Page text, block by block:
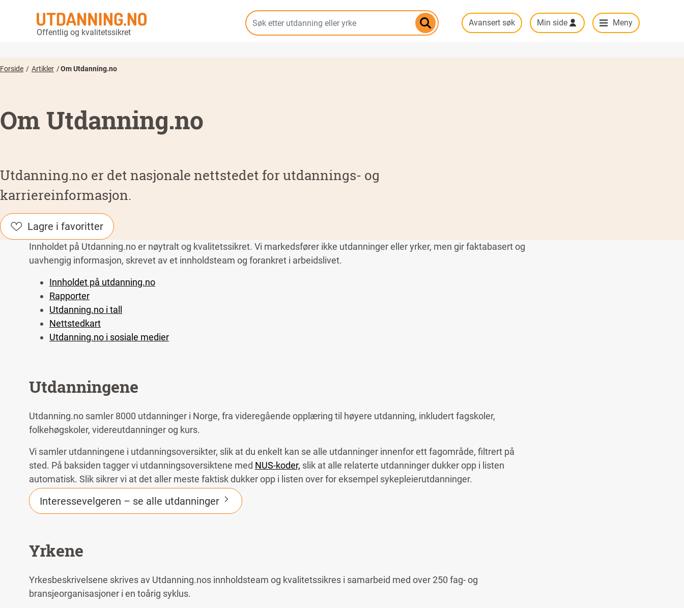
hovedinnhold
Offentlig og kvalitetssikret
Avansert søk Min side Meny
Forside Artikler Om Utdanning.no
Om Utdanning.no
Utdanning.no er det nasjonale nettstedet for utdannings- og
karriereinformasjon.
Lagre i favoritter
Innholdet på Utdanning.no er nøytralt og kvalitetssikret. Vi markedsfører ikke utdanninger eller yrker, men gir faktabasert og
uavhengig informasjon, skrevet av et innholdsteam og forankret i arbeidslivet.
Innholdet på utdanning.no
Rapporter
Utdanning.no i tall
Nettstedkart
Utdanning.no i sosiale medier
Utdanningene
Utdanning.no samler 8000 utdanninger i Norge, fra videregående opplæring til høyere utdanning, inkludert fagskoler,
folkehøgskoler, videreutdanninger og kurs.
Vi samler utdanningene i utdanningsoversikter, slik at du enkelt kan se alle utdanninger innenfor ett fagområde, filtrert på
sted. På baksiden tagger vi utdanningsoversiktene med NUS-koder, slik at alle relaterte utdanninger dukker opp i listen
automatisk. Slik sikrer vi at det aller meste faktisk dukker opp i listen over for eksempel sykepleierutdanninger.
Interessevelgeren – se alle utdanninger
Yrkene
Yrkesbeskrivelsene skrives av Utdanning.nos innholdsteam og kvalitetssikres i samarbeid med over 250 fag- og
bransjeorganisasjoner i en toårig syklus.